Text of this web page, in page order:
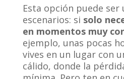
Esta opción puede ser
escenarios: si solo
en momentos muy
ejemplo, unas pocas
vives en un lugar con
cálido, donde la